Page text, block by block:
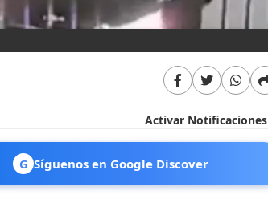
Activar Notificaciones
G Síguenos en Google Discover